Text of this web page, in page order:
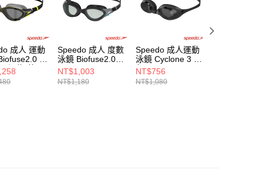
成人 運動
偏
/深綠/黃
Speedo 成人 度數
泳鏡 Biofuse2.0
黑/黑
NT$1,003
NT$1,180
Speedo 成人運動
泳鏡 Cyclone 3 黑/
灰
NT$756
NT$1,080